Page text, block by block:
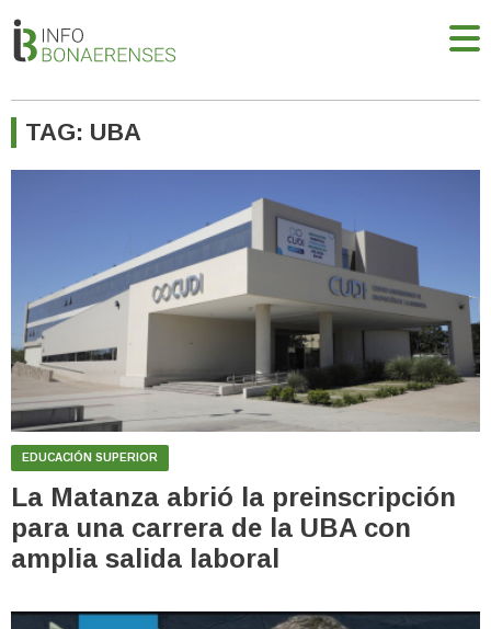
TAG: UBA
EDUCACIÓN SUPERIOR
La Matanza abrió la preinscripción
para una carrera de la UBA con
amplia salida laboral